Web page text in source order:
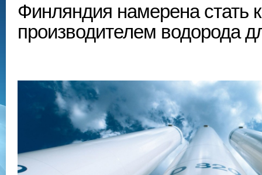
Финляндия намерена стать
производителем водорода